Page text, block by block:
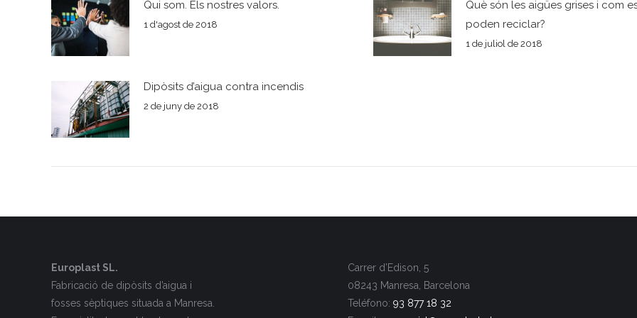
Qui som. Els nostres valors.
1 d'agost de 2018
Què són les aigües grises i com
poden reciclar?
1 de juliol de 2018
Dipòsits d’aigua contra incendis
2 de juny de 2018
Europlast SL.
Fabricació de dipòsits d’aigua i
fosses sèptiques situada a Manresa.
Carrer d’Edison, 5
08243 Manresa, Barcelona
Teléfono: 93 877 18 32